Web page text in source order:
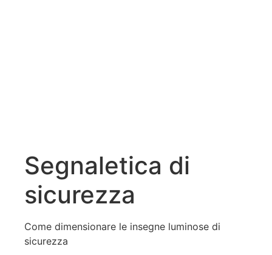
Segnaletica di
sicurezza
Come dimensionare le insegne luminose di
sicurezza